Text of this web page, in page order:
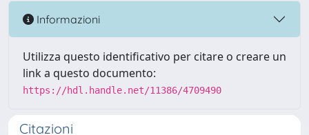
Informazioni
Utilizza questo identificativo per citare o creare un
link a questo documento:
https://hdl.handle.net/11386/4709490
Citazioni